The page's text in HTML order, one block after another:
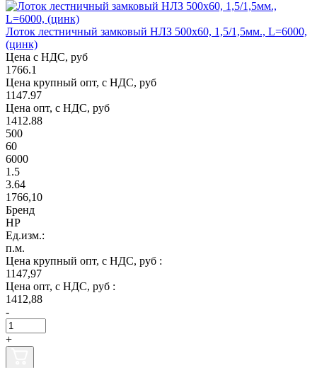
Лоток лестничный замковый НЛЗ 500х60, 1,5/1,5мм., L=6000,
(цинк)
Цена с НДС, руб
1766.1
Цена крупный опт, с НДС, руб
1147.97
Цена опт, с НДС, руб
1412.88
500
60
6000
1.5
3.64
1766,10
Бренд
НР
Ед.изм.:
п.м.
Цена крупный опт, с НДС, руб :
1147,97
Цена опт, с НДС, руб :
1412,88
-
+